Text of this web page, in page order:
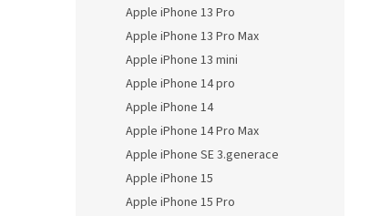
Apple iPhone 13 Pro
Apple iPhone 13 Pro Max
Apple iPhone 13 mini
Apple iPhone 14 pro
Apple iPhone 14
Apple iPhone 14 Pro Max
Apple iPhone SE 3.generace
Apple iPhone 15
Apple iPhone 15 Pro